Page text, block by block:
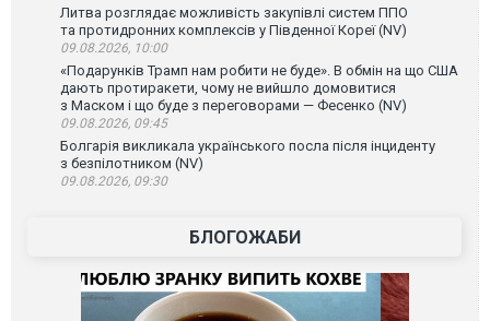
Литва розглядає можливість закупівлі систем ППО
та протидронних комплексів у Південної Кореї (NV)
09.08.2026, 10:00
«Подарунків Трамп нам робити не буде». В обмін на що США
дають протиракети, чому не вийшло домовитися
з Маском і що буде з переговорами — Фесенко (NV)
09.08.2026, 09:45
Болгарія викликала українського посла після інциденту
з безпілотником (NV)
09.08.2026, 09:30
БЛОГОЖАБИ